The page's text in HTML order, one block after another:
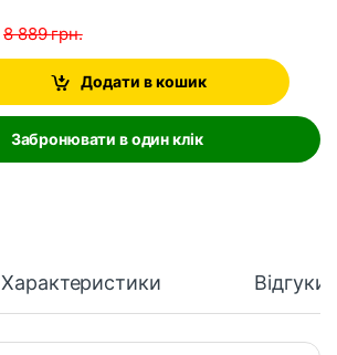
8 889грн.
Додати в кошик
Забронювати в один клік
Характеристики Відгуки